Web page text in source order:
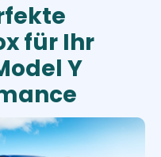
für Ihr
Y